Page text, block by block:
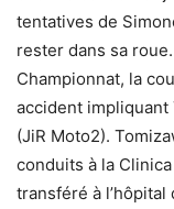
tentatives de
rester dans sa
Championnat, la
accident impliquant
(JiR Moto2).
conduits à la
transféré à